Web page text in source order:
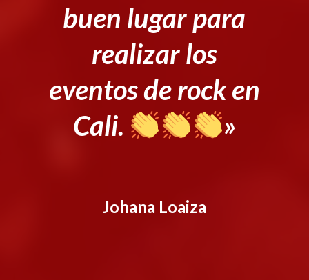
buen lugar para
realizar los
eventos de rock en
Cali.
»
Johana Loaiza